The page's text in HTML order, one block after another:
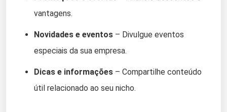
vantagens.
Novidades e eventos – Divulgue eventos
especiais da sua empresa.
Dicas e informações – Compartilhe conteúdo
útil relacionado ao seu nicho.